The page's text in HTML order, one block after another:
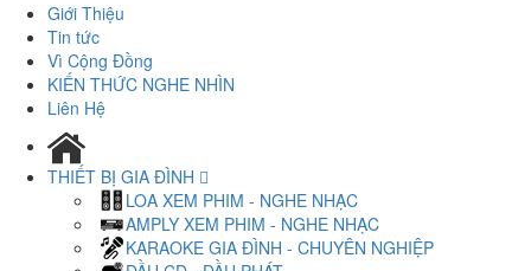
Giới Thiệu
Tin tức
Vì Cộng Đồng
KIẾN THỨC NGHE NHÌN
Liên Hệ
THIẾT BỊ GIA ĐÌNH
LOA XEM PHIM - NGHE NHẠC
AMPLY XEM PHIM - NGHE NHẠC
KARAOKE GIA ĐÌNH - CHUYÊN NGHIỆP